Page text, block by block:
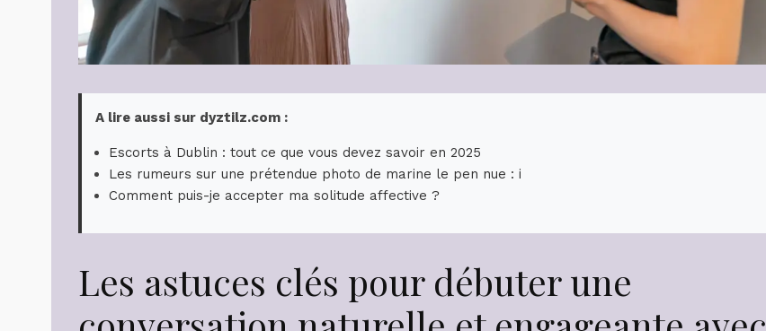
A lire aussi sur dyztilz.com :
Escorts à Dublin : tout ce que vous devez savoir en 2025
Les rumeurs sur une prétendue photo de marine le pen nue : i
Comment puis-je accepter ma solitude affective ?
Les astuces clés pour débuter une